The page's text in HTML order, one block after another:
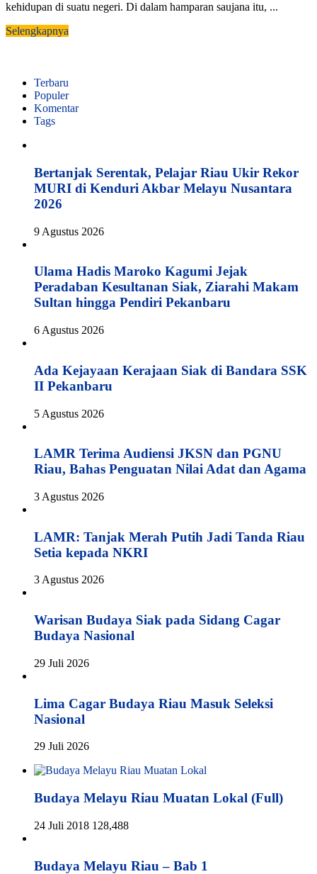
kehidupan di suatu negeri. Di dalam hamparan saujana itu, ...
Selengkapnya
Terbaru
Populer
Komentar
Tags
Bertanjak Serentak, Pelajar Riau Ukir Rekor
MURI di Kenduri Akbar Melayu Nusantara
2026
9 Agustus 2026
Ulama Hadis Maroko Kagumi Jejak
Peradaban Kesultanan Siak, Ziarahi Makam
Sultan hingga Pendiri Pekanbaru
6 Agustus 2026
Ada Kejayaan Kerajaan Siak di Bandara SSK
II Pekanbaru
5 Agustus 2026
LAMR Terima Audiensi JKSN dan PGNU
Riau, Bahas Penguatan Nilai Adat dan Agama
3 Agustus 2026
LAMR: Tanjak Merah Putih Jadi Tanda Riau
Setia kepada NKRI
3 Agustus 2026
Warisan Budaya Siak pada Sidang Cagar
Budaya Nasional
29 Juli 2026
Lima Cagar Budaya Riau Masuk Seleksi
Nasional
29 Juli 2026
Budaya Melayu Riau Muatan Lokal (Full)
24 Juli 2018 128,488
Budaya Melayu Riau – Bab 1